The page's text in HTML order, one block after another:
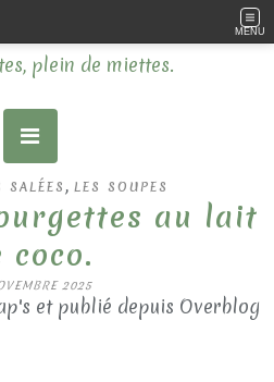
MENU
SALÉES , LES SOUPES
au lait
coco.
2025
et publié depuis Overblog